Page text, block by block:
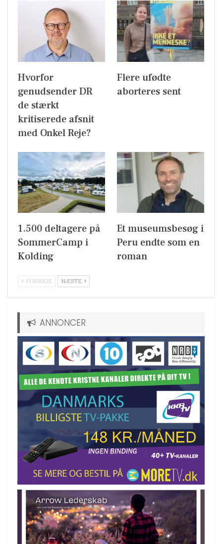
Hvorfor
genudsender DR
de stærkt
kritiserede afsnit
med Onkel Reje?
Flere ufødte
aborteres sent
1.500 deltagere på
SommerCamp i
Kolding
Et museumsbesøg i
Peru endte som en
roman
FORRIGE NÆSTE
ANNONCER